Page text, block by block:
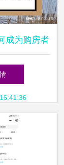
成为购房者
顾问